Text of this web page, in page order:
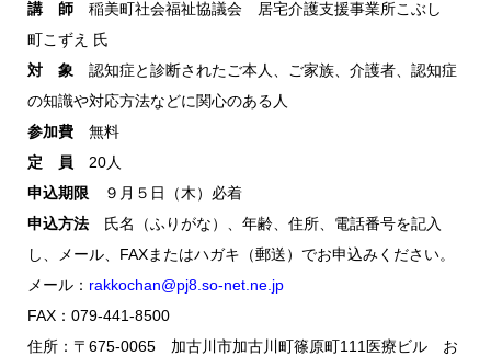
講 師 稲美町社会福祉協議会 居宅介護支援事業所こぶし
町こずえ 氏
対 象 認知症と診断されたご本人、ご家族、介護者、認知症
の知識や対応方法などに関心のある人
参加費 無料
定 員 20人
申込期限 ９月５日（木）必着
申込方法 氏名（ふりがな）、年齢、住所、電話番号を記入
し、メール、FAXまたはハガキ（郵送）でお申込みください。
メール： rakkochan@pj8.so-net.ne.jp
FAX：079-441-8500
住所：〒675-0065 加古川市加古川町篠原町111医療ビル お